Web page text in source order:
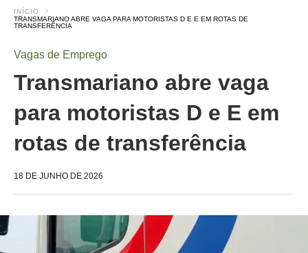
INÍCIO
TRANSMARIANO ABRE VAGA PARA MOTORISTAS D E E EM ROTAS DE
TRANSFERÊNCIA
Vagas de Emprego
Transmariano abre vaga
para motoristas D e E em
rotas de transferência
18 DE JUNHO DE 2026